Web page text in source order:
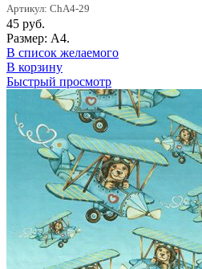
Артикул: ChA4-29
45 руб.
Размер: А4.
В список желаемого
В корзину
Быстрый просмотр